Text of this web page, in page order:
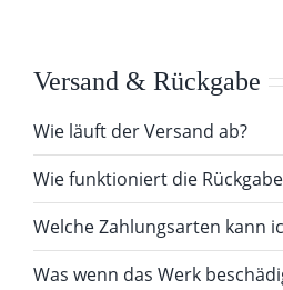
Versand & Rückgabe
Wie läuft der Versand ab?
Wie funktioniert die
Welche Zahlungsarten kann
Was wenn das Werk